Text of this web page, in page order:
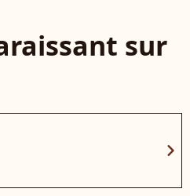
sur
chevron_right